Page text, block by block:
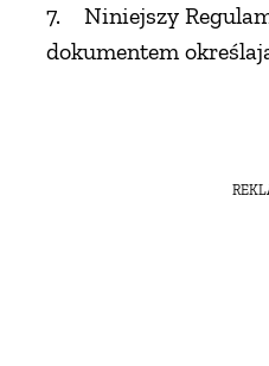
7. Niniejszy
dokumentem